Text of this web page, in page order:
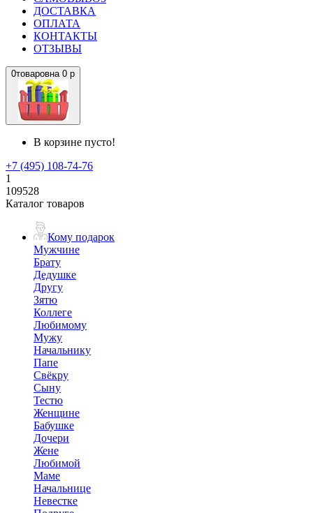
ДОСТАВКА
ОПЛАТА
КОНТАКТЫ
ОТЗЫВЫ
0товаровна 0 р
В корзине пусто!
+7 (495) 108-74-76
1
109528
Каталог товаров
Кому подарок
Мужчине
Брату
Дедушке
Другу
Зятю
Коллеге
Любимому
Мужу
Начальнику
Папе
Свёкру
Сыну
Тестю
Женщине
Бабушке
Дочери
Жене
Любимой
Маме
Начальнице
Невестке